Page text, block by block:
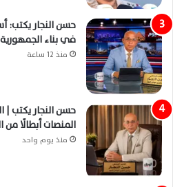
حسن النجار يكتب:
في بناء
منذ 12 ساعة
حسن النجار يكتب |
المنصات أبطالًا
منذ يوم واحد